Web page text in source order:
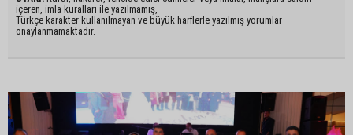
içeren, imla kuralları ile yazılmamış,
Türkçe karakter kullanılmayan ve büyük harflerle yazılmış yorumlar
onaylanmamaktadır.